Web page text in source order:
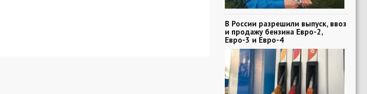
В России разрешили выпуск, ввоз
и продажу бензина Евро-2,
Евро-3 и Евро-4